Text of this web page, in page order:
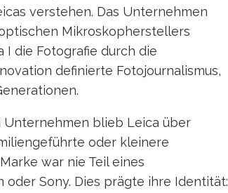
verstehen. Das Unternehmen
Mikroskopherstellers
I die Fotografie durch die
definierte Fotojournalismus,
blieb Leica über
oder kleinere
war nie Teil eines
Sony. Dies prägte ihre Identität: